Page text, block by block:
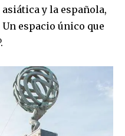
y la española,
espacio único que